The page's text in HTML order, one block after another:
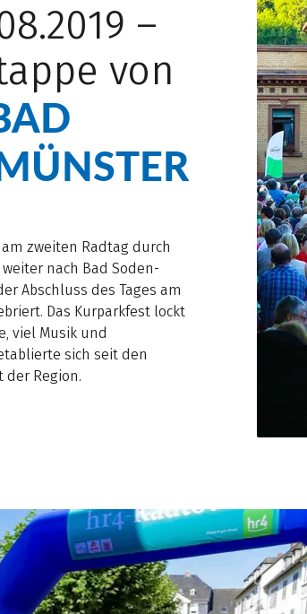
–
von
zweiten Radtag durch
nach Bad Soden-
Abschluss des Tages am
Das Kurparkfest lockt
viel Musik und
sich seit den
der Region.